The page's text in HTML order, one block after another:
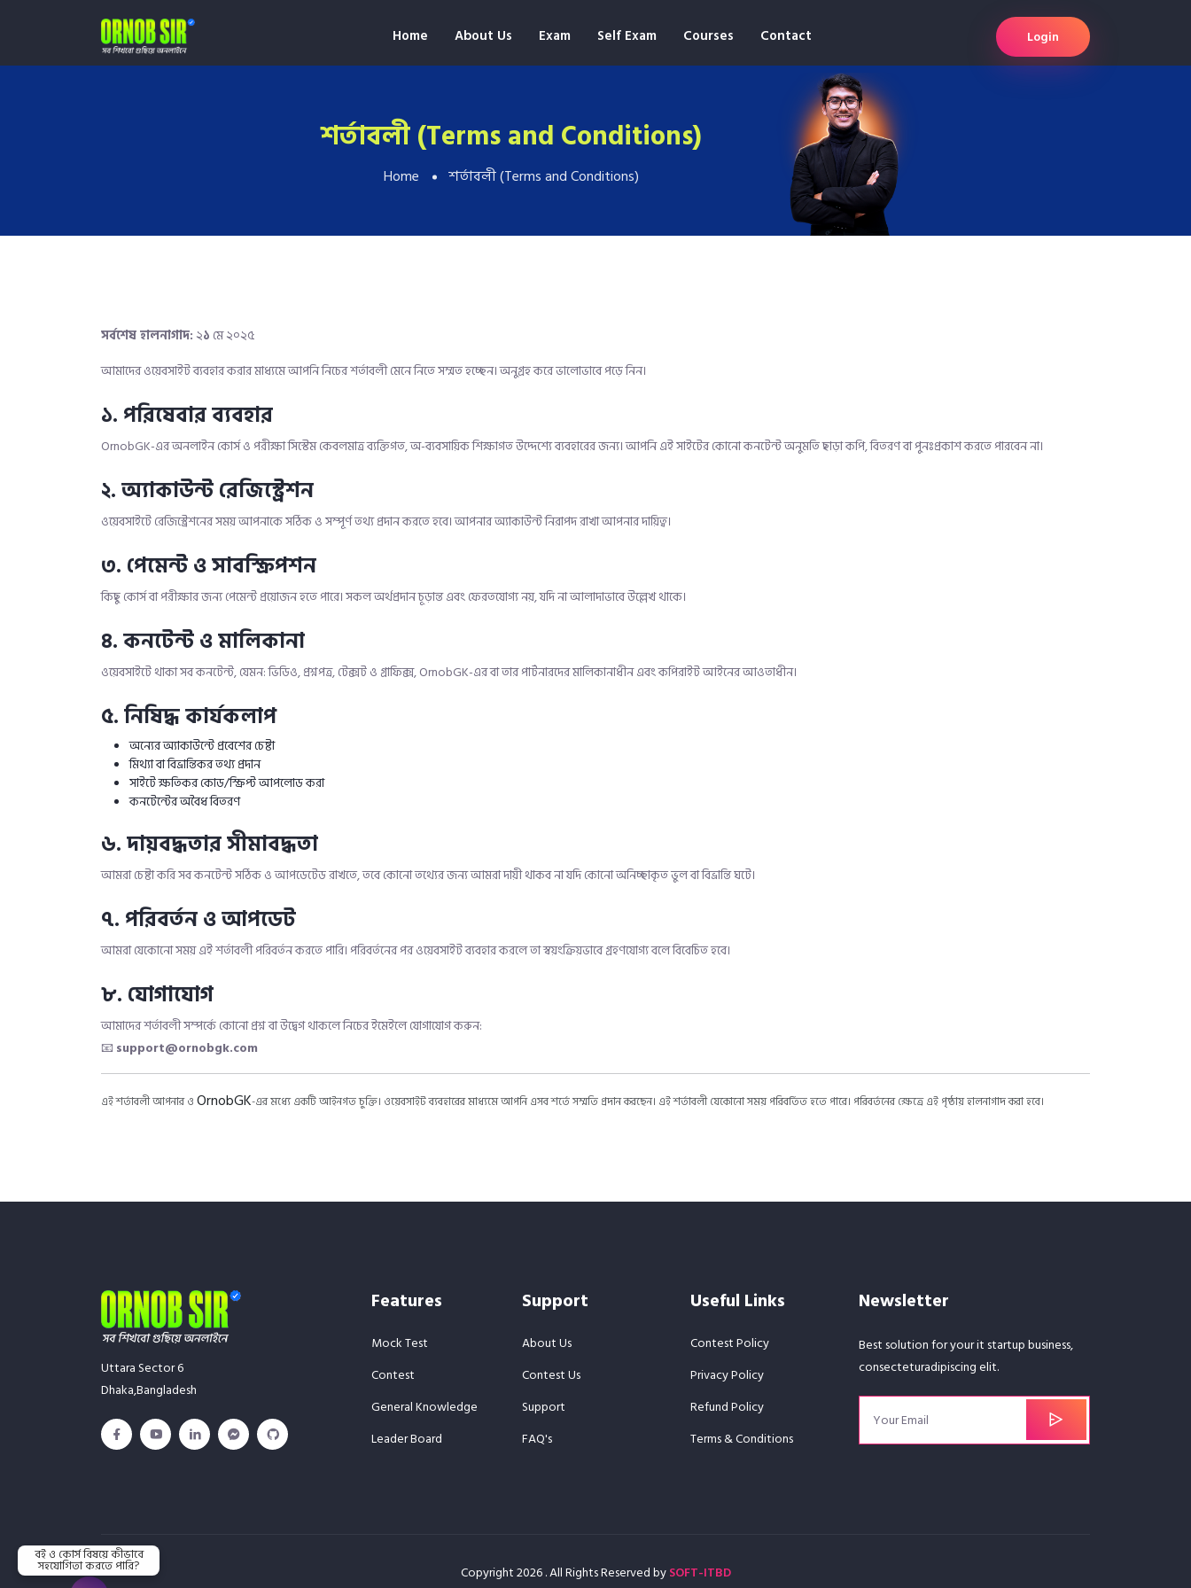
Home About Us Exam Self Exam Courses Contact Login
শর্তাবলী (Terms and Conditions)
Home শর্তাবলী (Terms and Conditions)
সর্বশেষ হালনাগাদ: ২১ মে ২০২৫
আমাদের ওয়েবসাইট ব্যবহার করার মাধ্যমে আপনি নিচের শর্তাবলী মেনে নিতে সম্মত হচ্ছেন। অনুগ্রহ করে ভালোভাবে পড়ে নিন।
১. পরিষেবার ব্যবহার
OrnobGK-এর অনলাইন কোর্স ও পরীক্ষা সিস্টেম কেবলমাত্র ব্যক্তিগত, অ-ব্যবসায়িক শিক্ষাগত উদ্দেশ্যে ব্যবহারের জন্য। আপনি এই সাইটের কোনো কনটেন্ট অনুমতি ছাড়া কপি, বিতরণ বা পুনঃপ্রকাশ করতে পারবেন না।
২. অ্যাকাউন্ট রেজিস্ট্রেশন
ওয়েবসাইটে রেজিস্ট্রেশনের সময় আপনাকে সঠিক ও সম্পূর্ণ তথ্য প্রদান করতে হবে। আপনার অ্যাকাউন্ট নিরাপদ রাখা আপনার দায়িত্ব।
৩. পেমেন্ট ও সাবস্ক্রিপশন
কিছু কোর্স বা পরীক্ষার জন্য পেমেন্ট প্রয়োজন হতে পারে। সকল অর্থপ্রদান চূড়ান্ত এবং ফেরতযোগ্য নয়, যদি না আলাদাভাবে উল্লেখ থাকে।
৪. কনটেন্ট ও মালিকানা
ওয়েবসাইটে থাকা সব কনটেন্ট, যেমন: ভিডিও, প্রশ্নপত্র, টেক্সট ও গ্রাফিক্স, OrnobGK-এর বা তার পার্টনারদের মালিকানাধীন এবং কপিরাইট আইনের আওতাধীন।
৫. নিষিদ্ধ কার্যকলাপ
অন্যের অ্যাকাউন্টে প্রবেশের চেষ্টা
মিথ্যা বা বিভ্রান্তিকর তথ্য প্রদান
সাইটে ক্ষতিকর কোড/স্ক্রিপ্ট আপলোড করা
কনটেন্টের অবৈধ বিতরণ
৬. দায়বদ্ধতার সীমাবদ্ধতা
আমরা চেষ্টা করি সব কনটেন্ট সঠিক ও আপডেটেড রাখতে, তবে কোনো তথ্যের জন্য আমরা দায়ী থাকব না যদি কোনো অনিচ্ছাকৃত ভুল বা বিভ্রান্তি ঘটে।
৭. পরিবর্তন ও আপডেট
আমরা যেকোনো সময় এই শর্তাবলী পরিবর্তন করতে পারি। পরিবর্তনের পর ওয়েবসাইট ব্যবহার করলে তা স্বয়ংক্রিয়ভাবে গ্রহণযোগ্য বলে বিবেচিত হবে।
৮. যোগাযোগ
আমাদের শর্তাবলী সম্পর্কে কোনো প্রশ্ন বা উদ্বেগ থাকলে নিচের ইমেইলে যোগাযোগ করুন:
📧 support@ornobgk.com
এই শর্তাবলী আপনার ও OrnobGK-এর মধ্যে একটি আইনগত চুক্তি। ওয়েবসাইট ব্যবহারের মাধ্যমে আপনি এসব শর্তে সম্মতি প্রদান করছেন। এই শর্তাবলী যেকোনো সময় পরিবর্তিত হতে পারে। পরিবর্তনের ক্ষেত্রে এই পৃষ্ঠায় হালনাগাদ করা হবে।
Uttara Sector 6
Dhaka,Bangladesh
Features
Mock Test
Contest
General Knowledge
Leader Board
Support
About Us
Contest Us
Support
FAQ's
Useful Links
Contest Policy
Privacy Policy
Refund Policy
Terms & Conditions
Newsletter
Best solution for your it startup business,
consecteturadipiscing elit.
Copyright2026. All Rights Reserved bySOFT-ITBD
বই ও কোর্স বিষয়ে কীভাবে
সহযোগিতা করতে পারি?